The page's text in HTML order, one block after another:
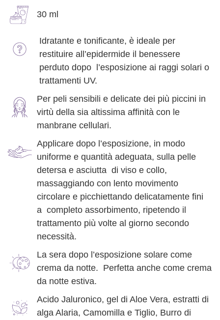
30 ml
Idratante e tonificante, è ideale per
restituire all’epidermide il benessere
perduto dopo l’esposizione ai raggi solari o
trattamenti UV.
Per peli sensibili e delicate dei più piccini in
virtù della sia altissima affinità con le
manbrane cellulari.
Applicare dopo l’esposizione, in modo
uniforme e quantità adeguata, sulla pelle
detersa e asciutta di viso e collo,
massaggiando con lento movimento
circolare e picchiettando delicatamente fini
a completo assorbimento, ripetendo il
trattamento più volte al giorno secondo
necessità.
La sera dopo l’esposizione solare come
crema da notte. Perfetta anche come crema
da notte estiva.
Acido Jaluronico, gel di Aloe Vera, estratti di
alga Alaria, Camomilla e Tiglio, Burro di